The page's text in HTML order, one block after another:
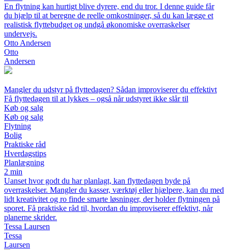
En flytning kan hurtigt blive dyrere, end du tror. I denne guide får
du hjælp til at beregne de reelle omkostninger, så du kan lægge et
realistisk flyttebudget og undgå økonomiske overraskelser
undervejs.
Otto Andersen
Otto
Andersen
Mangler du udstyr på flyttedagen? Sådan improviserer du effektivt
Få flyttedagen til at lykkes – også når udstyret ikke slår til
Køb og salg
Køb og salg
Flytning
Bolig
Praktiske råd
Hverdagstips
Planlægning
2 min
Uanset hvor godt du har planlagt, kan flyttedagen byde på
overraskelser. Mangler du kasser, værktøj eller hjælpere, kan du med
lidt kreativitet og ro finde smarte løsninger, der holder flytningen på
sporet. Få praktiske råd til, hvordan du improviserer effektivt, når
planerne skrider.
Tessa Laursen
Tessa
Laursen